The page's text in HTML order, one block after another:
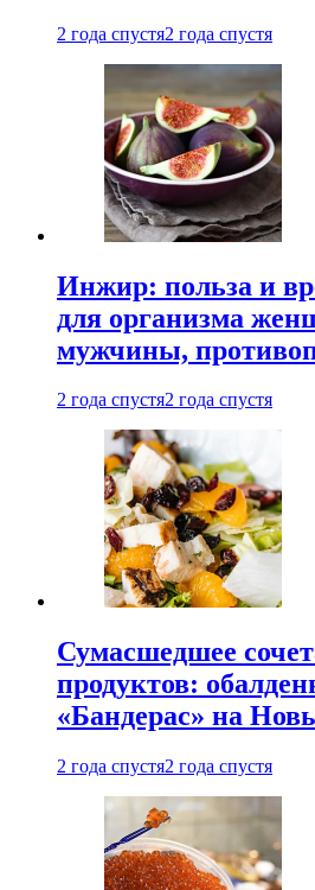
2 года спустя2 года спустя
Инжир: польза и
для организма
мужчины,
2 года спустя2 года спустя
Сумасшедшее
продуктов:
«Бандерас» на
2 года спустя2 года спустя